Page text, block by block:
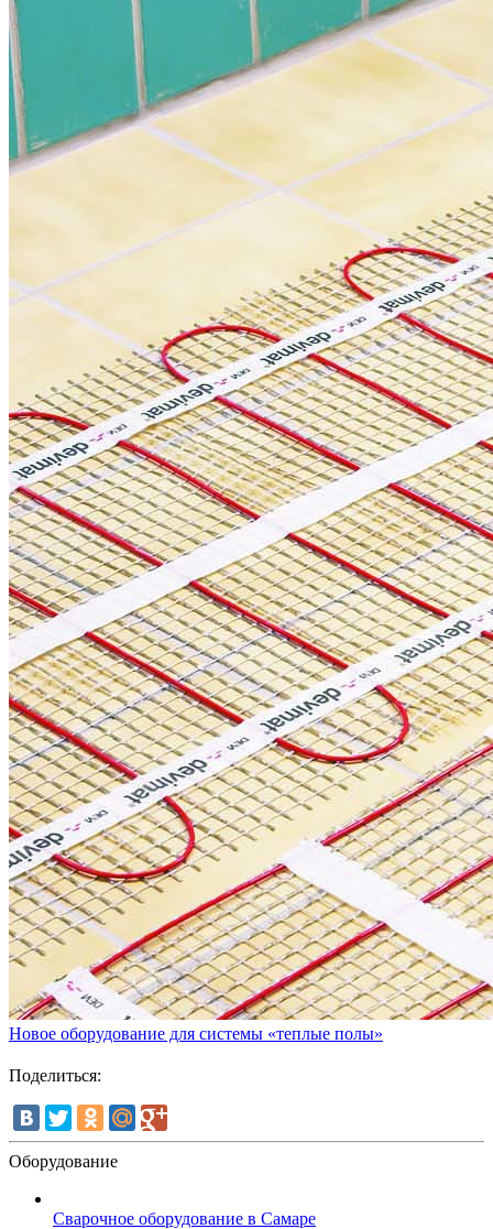
Новое оборудование для системы «теплые полы»
Поделиться:
Оборудование
Сварочное оборудование в Самаре